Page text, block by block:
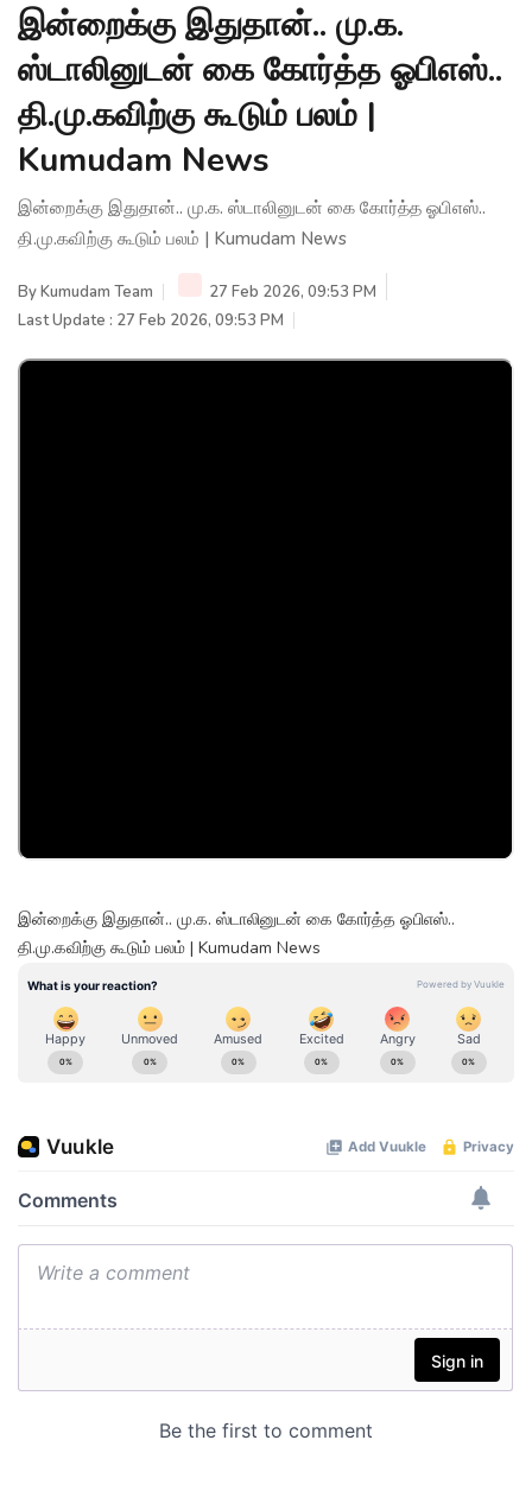
இன்றைக்கு இதுதான்.. மு.க.
ஸ்டாலினுடன் கை கோர்த்த ஓபிஎஸ்..
தி.மு.கவிற்கு கூடும் பலம் |
Kumudam News
இன்றைக்கு இதுதான்.. மு.க. ஸ்டாலினுடன் கை கோர்த்த ஓபிஎஸ்..
தி.மு.கவிற்கு கூடும் பலம் | Kumudam News
ByKumudam Team
27 Feb 2026, 09:53 PM
Last Update : 27 Feb 2026, 09:53 PM
இன்றைக்கு இதுதான்.. மு.க. ஸ்டாலினுடன் கை கோர்த்த ஓபிஎஸ்..
தி.மு.கவிற்கு கூடும் பலம் | Kumudam News